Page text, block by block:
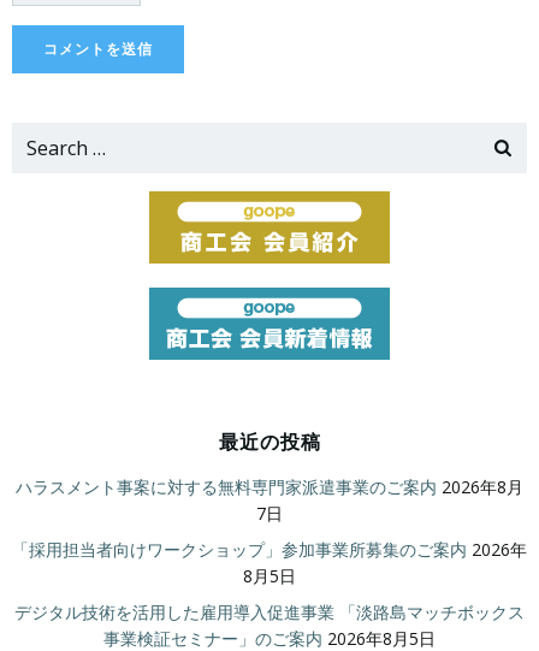
Search
最近の投稿
ハラスメント事案に対する無料専門家派遣事業のご案内 2026年8月
7日
「採用担当者向けワークショップ」参加事業所募集のご案内 2026年
8月5日
デジタル技術を活用した雇用導入促進事業 「淡路島マッチボックス
事業検証セミナー」のご案内 2026年8月5日